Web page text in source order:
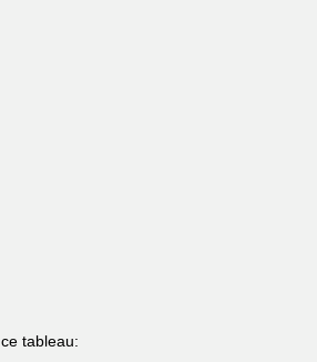
tableau: